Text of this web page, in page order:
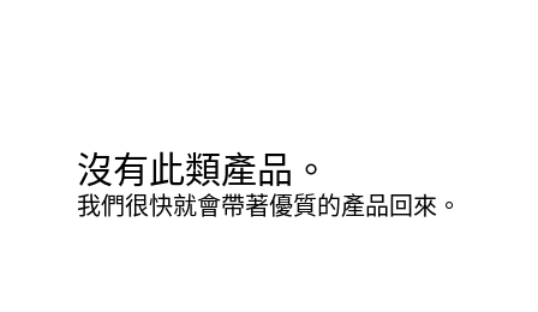
沒有此類產品。
我們很快就會帶著優質的產品回來。